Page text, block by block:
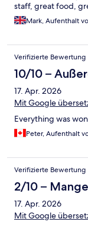
staff, great food,
Mark, Aufenthalt
Verifizierte Bewertung
10/10 –
17. Apr. 2026
Mit Google
Everything was
Peter, Aufenthalt
Verifizierte Bewertung
2/10 –
17. Apr. 2026
Mit Google